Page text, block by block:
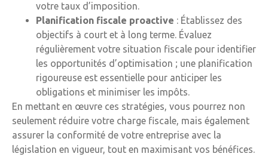
votre taux d’imposition.
Planification fiscale proactive : Établissez des
objectifs à court et à long terme. Évaluez
régulièrement votre situation fiscale pour identifier
les opportunités d’optimisation ; une planification
rigoureuse est essentielle pour anticiper les
obligations et minimiser les impôts.
En mettant en œuvre ces stratégies, vous pourrez non
seulement réduire votre charge fiscale, mais également
assurer la conformité de votre entreprise avec la
législation en vigueur, tout en maximisant vos bénéfices.